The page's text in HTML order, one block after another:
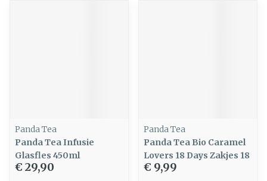
Panda Tea
Panda Tea Infusie
Glasfles 450ml
€ 29,90
Panda Tea
Panda Tea Bio Caramel
Lovers 18 Days Zakjes 18
€ 9,99